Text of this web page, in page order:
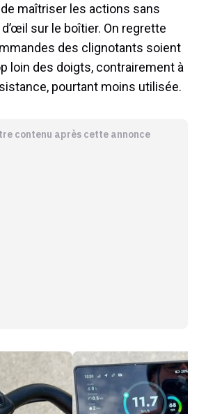
de maîtriser les actions sans
sur le boîtier. On regrette
des clignotants soient
loin des doigts, contrairement à
pourtant moins utilisée.
contenu après cette annonce